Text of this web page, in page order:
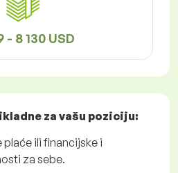
- 8 130 USD
za vašu poziciju:
ili financijske i
za sebe.